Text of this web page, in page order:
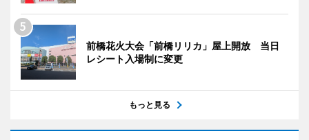
前橋花火大会「前橋リリカ」屋上開放 当日
レシート入場制に変更
もっと見る